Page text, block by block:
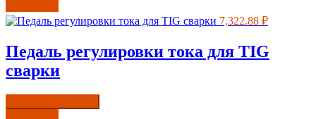
7,322.88 ₽
Педаль регулировки тока для TIG
сварки